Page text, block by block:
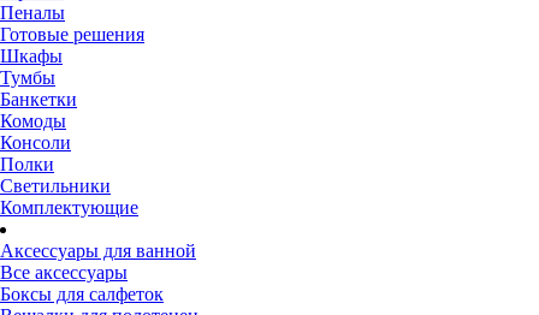
Пеналы
Готовые решения
Шкафы
Тумбы
Банкетки
Комоды
Консоли
Полки
Светильники
Комплектующие
Аксессуары для ванной
Все аксессуары
Боксы для салфеток